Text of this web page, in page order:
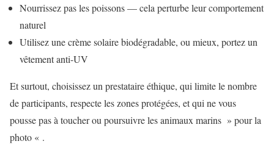
Nourrissez pas les poissons — cela perturbe leur comportement
naturel
Utilisez une crème solaire biodégradable, ou mieux, portez un
vêtement anti-UV
Et surtout, choisissez un prestataire éthique, qui limite le nombre
de participants, respecte les zones protégées, et qui ne vous
pousse pas à toucher ou poursuivre les animaux marins » pour la
photo « .